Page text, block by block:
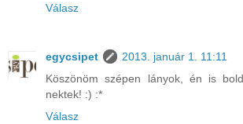
Válasz
egycsipet
2013. január 1. 11:11
Köszönöm szépen lányok, én is
nektek! :) :*
Válasz